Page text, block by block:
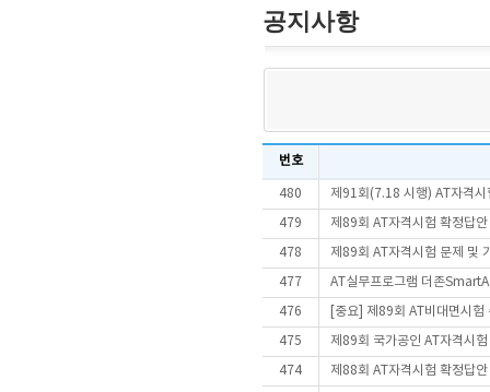
공지사항
번호
480 제91회(7.18 시행) AT자격
479 제89회 AT자격시험 확정답
478 제89회 AT자격시험 문제 및
477 AT실무프로그램 더존
476 [중요] 제89회 AT비대면시험
475 제89회 국가공인 AT자격시
474 제88회 AT자격시험 확정답